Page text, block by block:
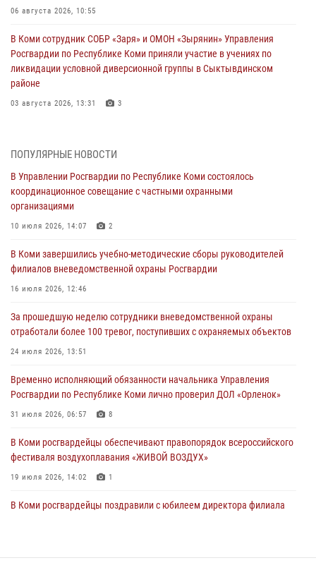
06 августа 2026, 10:55
В Коми сотрудник СОБР «Заря» и ОМОН «Зырянин» Управления
Росгвардии по Республике Коми приняли участие в учениях по
ликвидации условной диверсионной группы в Сыктывдинском
районе
03 августа 2026, 13:31 3
по спортивному самбо
03 августа 2026, 12:07 5
В Коми росгвардейцы информируют граждан об изменениях в
законодательстве в сфере оборота оружия и продолжают изымать
02 августа 2026, 06:17
В Койгородском районе местный житель обратился в Росгвардию
31 июля 2026, 10:55
Временно исполняющий обязанности начальника Управления
31 июля 2026, 06:57 8
В Усинске росгвардейцы оперативно отработали план «Квартал»
ПОПУЛЯРНЫЕ НОВОСТИ
В Управлении Росгвардии по Республике Коми состоялось
координационное совещание с частными охранными
организациями
10 июля 2026, 14:07 2
В Коми завершились учебно-методические сборы руководителей
филиалов вневедомственной охраны Росгвардии
16 июля 2026, 12:46
За прошедшую неделю сотрудники вневедомственной охраны
отработали более 100 тревог, поступивших с охраняемых объектов
24 июля 2026, 13:51
Временно исполняющий обязанности начальника Управления
Росгвардии по Республике Коми лично проверил ДОЛ «Орленок»
31 июля 2026, 06:57 8
В Коми росгвардейцы обеспечивают правопорядок всероссийского
фестиваля воздухоплавания «ЖИВОЙ ВОЗДУХ»
19 июля 2026, 14:02 1
В Коми росгвардейцы поздравили с юбилеем директора филиала